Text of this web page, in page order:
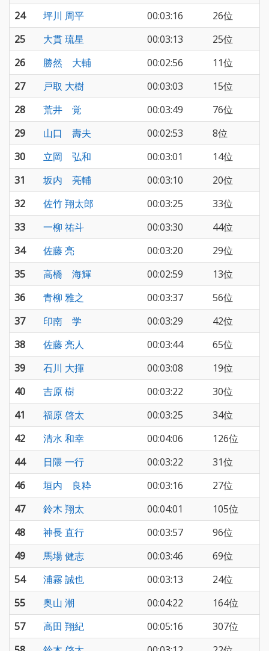
24
坪川 周平 00:03:16
26位
25
大貫 琉星 00:03:13
25位
26
勝然 大輔 00:02:56
11位
27
戸取 大樹 00:03:03
15位
28
荒井 覚 00:03:49
76位
29
山口 壽夫 00:02:53
8位
30
立岡 弘和 00:03:01
14位
31
坂内 亮輔 00:03:10
20位
32
佐竹 翔太郎 00:03:25
33位
33
一柳 祐斗 00:03:30
44位
34
佐藤 亮 00:03:20
29位
35
高橋 海輝 00:02:59
13位
36
青柳 雅之 00:03:37
56位
37
印南 学 00:03:29
42位
38
佐藤 亮人 00:03:44
65位
39
石川 大揮 00:03:08
19位
40
吉原 樹 00:03:22
30位
41
福原 啓太 00:03:25
34位
42
清水 和幸 00:04:06
126位
44
日隈 一行 00:03:22
31位
46
垣内 良粋 00:03:16
27位
47
鈴木 翔太 00:04:01
105位
48
神長 直行 00:03:57
96位
49
馬場 健志 00:03:46
69位
54
浦霧 誠也 00:03:13
24位
55
奥山 潮 00:04:22
164位
57
高田 翔紀 00:05:16
307位